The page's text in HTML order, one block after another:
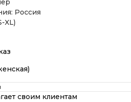
Россия
XL)
своим клиентам